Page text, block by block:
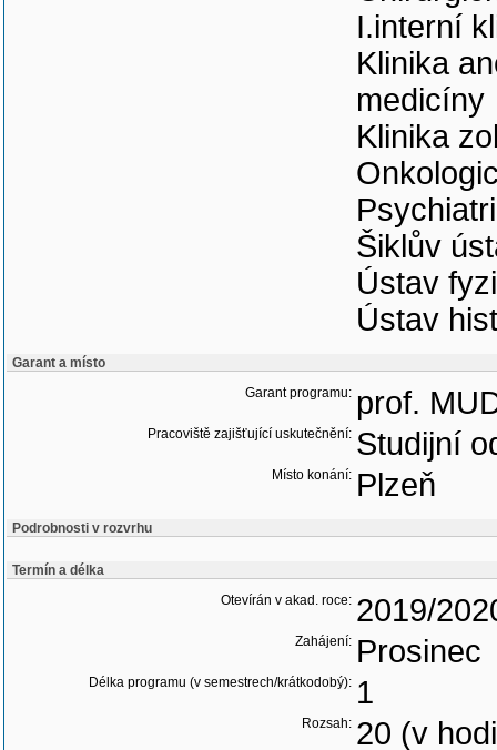
I.interní
Klinika
medicíny
Klinika
Šiklův
Ústav
Ústav
Garant a místo
Garant programu: prof.
Pracoviště zajišťující uskutečnění: Studijní
Místo konání: Plzeň
Podrobnosti v rozvrhu
Termín a délka
Otevírán v akad. roce: 2019/
Zahájení: Prosinec
Délka programu (v semestrech/krátkodobý): 1
Rozsah: 20 (v